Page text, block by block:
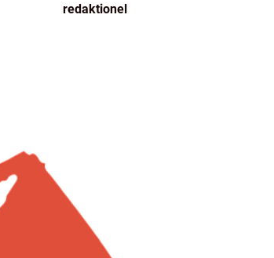
redaktionel